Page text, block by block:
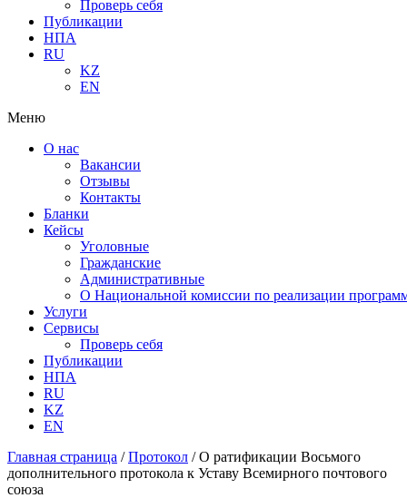
Проверь себя
Публикации
НПА
RU
KZ
EN
Меню
О нас
Вакансии
Отзывы
Контакты
Бланки
Кейсы
Уголовные
Гражданские
Административные
О Национальной комиссии по реализации
Услуги
Сервисы
Проверь себя
Публикации
НПА
RU
KZ
EN
Главная страница /Протокол /О ратификации Восьмого
дополнительного протокола к Уставу Всемирного почтового
союза